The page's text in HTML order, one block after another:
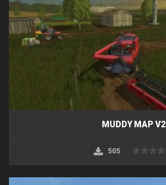
MUDDY MAP V2
505